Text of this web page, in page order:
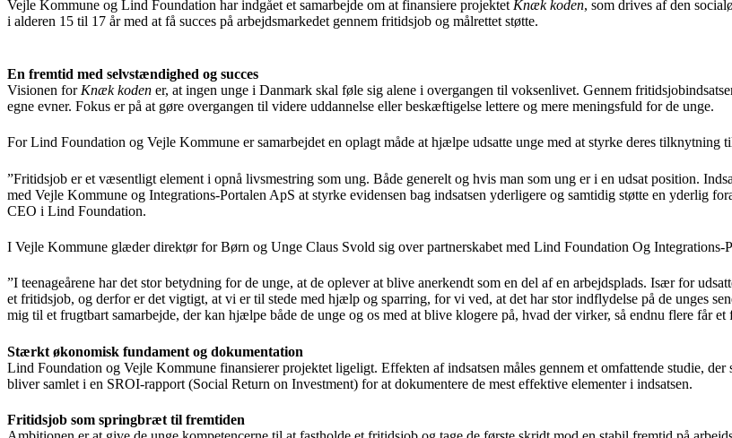
Vejle Kommune og Lind Foundation har indgået et samarbejde om at finansiere projektetKnæk koden, som drives af den
i alderen 15 til 17 år med at få succes på arbejdsmarkedet gennem fritidsjob og målrettet støtte.
En fremtid med selvstændighed og succes
Visionen for Knæk koden er, at ingen unge i Danmark skal føle sig alene i overgangen til voksenlivet. Gennem
egne evner. Fokus er på at gøre overgangen til videre uddannelse eller beskæftigelse lettere og mere meningsfuld for de unge.
For Lind Foundation og Vejle Kommune er samarbejdet en oplagt måde at hjælpe udsatte unge med at styrke deres tilknytning
”Fritidsjob er et væsentligt element i opnå livsmestring som ung. Både generelt og hvis man som ung er i en udsat position.
med Vejle Kommune og Integrations-Portalen ApS at styrke evidensen bag indsatsen yderligere og samtidig støtte en yderlig
CEO i Lind Foundation.
I Vejle Kommune glæder direktør for Børn og Unge Claus Svold sig over partnerskabet med Lind Foundation Og Integrations-
”I teenageårene har det stor betydning for de unge, at de oplever at blive anerkendt som en del af en arbejdsplads. Især for
et fritidsjob, og derfor er det vigtigt, at vi er til stede med hjælp og sparring, for vi ved, at det har stor indflydelse på de unges
mig til et frugtbart samarbejde, der kan hjælpe både de unge og os med at blive klogere på, hvad der virker, så endnu flere får et
Stærkt økonomisk fundament og dokumentation
Lind Foundation og Vejle Kommune finansierer projektet ligeligt. Effekten af indsatsen måles gennem et omfattende studie,
bliver samlet i en SROI-rapport (Social Return on Investment) for at dokumentere de mest effektive elementer i indsatsen.
Fritidsjob som springbræt til fremtiden